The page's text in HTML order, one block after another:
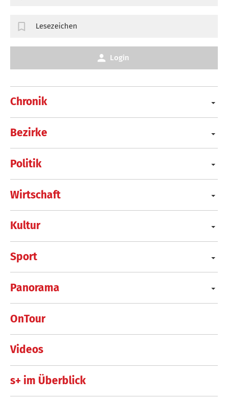
Chronik
Bezirke
Politik
Wirtschaft
Kultur
Sport
Panorama
OnTour
Videos
s+ im Überblick
Lesezeichen
Login